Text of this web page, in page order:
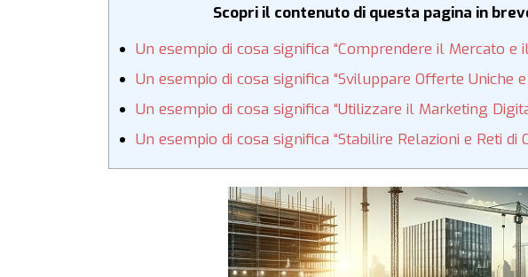
Scopri il contenuto di questa pagina in
Un esempio di cosa significa “Comprendere il Mercato e
Un esempio di cosa significa “Sviluppare Offerte Uniche
Un esempio di cosa significa “Utilizzare il Marketing
Un esempio di cosa significa “Stabilire Relazioni e Reti di